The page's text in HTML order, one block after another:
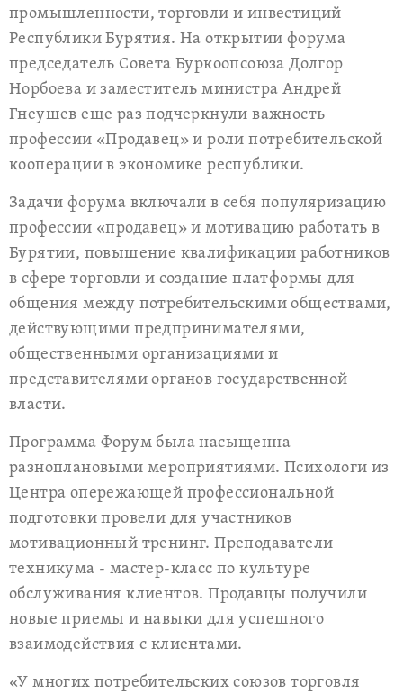
промышленности, торговли и инвестиций
Республики Бурятия. На открытии форума
председатель Совета Буркоопсоюза Долгор
Норбоева и заместитель министра Андрей
Гнеушев еще раз подчеркнули важность
профессии «Продавец» и роли потребительской
кооперации в экономике республики.
Задачи форума включали в себя популяризацию
профессии «продавец» и мотивацию работать в
Бурятии, повышение квалификации работников
в сфере торговли и создание платформы для
общения между потребительскими обществами,
действующими предпринимателями,
общественными организациями и
представителями органов государственной
власти.
Программа Форум была насыщенна
разноплановыми мероприятиями. Психологи из
Центра опережающей профессиональной
подготовки провели для участников
мотивационный тренинг. Преподаватели
техникума - мастер-класс по культуре
обслуживания клиентов. Продавцы получили
новые приемы и навыки для успешного
взаимодействия с клиентами.
«У многих потребительских союзов торговля